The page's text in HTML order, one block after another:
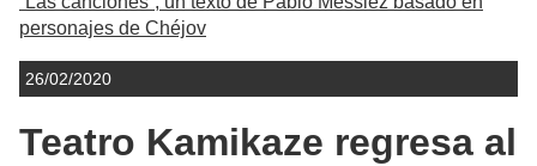
personajes de Chéjov
26/02/2020
Teatro Kamikaze regresa al